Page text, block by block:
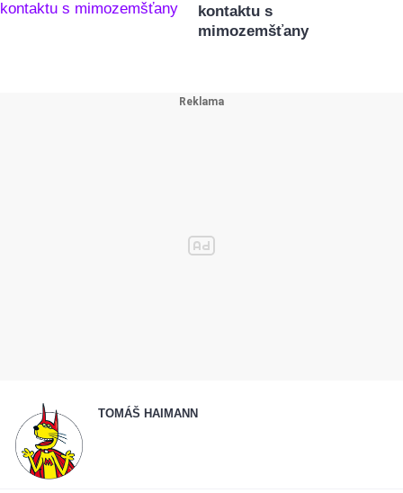
kontaktu s
mimozemšťany
TOMÁŠ HAIMANN